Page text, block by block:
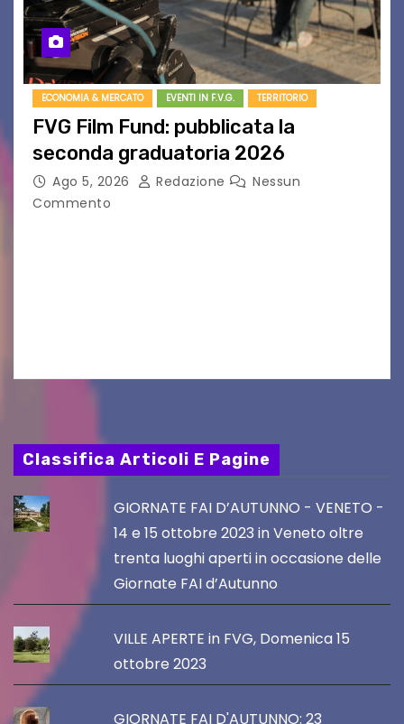
ECONOMIA & MERCATO EVENTI IN F.V.G. TERRITORIO
FVG Film Fund: pubblicata la
seconda graduatoria 2026
Ago 5, 2026 Redazione
Nessun
Commento
Classifica Articoli E Pagine
GIORNATE FAI D’AUTUNNO - VENETO -
14 e 15 ottobre 2023 in Veneto oltre
trenta luoghi aperti in occasione delle
Giornate FAI d’Autunno
VILLE APERTE in FVG, Domenica 15
ottobre 2023
GIORNATE FAI D'AUTUNNO: 23